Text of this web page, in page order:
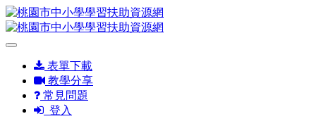
表單下載
教學分享
常見問題
登入